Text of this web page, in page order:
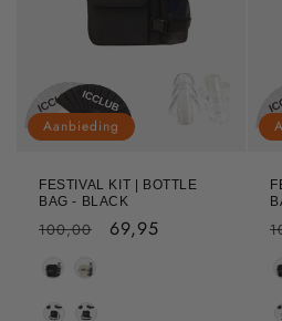
Aanbieding
FESTIVAL KIT | BOTTLE
BAG - BLACK
Normale
100,00 Aanbiedingsprijs
69,95
Kleur Bottle Bag
Strap Kleur